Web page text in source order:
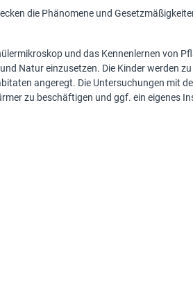
die Phänomene und
und das Kennenlernen von
Natur einzusetzen. Die Kinder werden
angeregt. Die Untersuchungen mit
zu beschäftigen und ggf. ein eigenes